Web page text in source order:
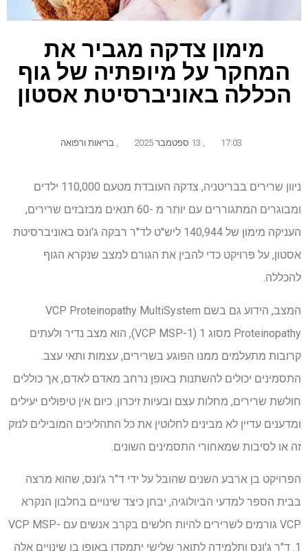
מימון צדקה מגביר את
המחקר על מיופתיה של גוף
הכללה באוניברסיטת אסטון
17:03 בריאות ורפואה
ניוון שרירים בבריטניה, צדקה העובדת מטעם 110,000 ילדים
ומבוגרים המתגוררים עם יותר מ -60 תנאים מבזבזים שרירים,
העניקה מימון של 140,944 ליש"ט לד"ר רבקה ג'ונס באוניברסיטת
אסטון, על פרויקט כדי להבין את הגורם למצב שנקרא הגוף
להכללה.
המצב, הידוע גם בשם VCP Proteinopathy MultiSystem
Proteinopathy מסוג 1 (VCP MSP-1), הוא מצב נדיר ולעתים
קרובות מתעלמים ממנו הפוגע בשרירים, עצמות ותאי עצב.
התסמינים יכולים להשתנות באופן נרחב מאדם לאדם, אך כוללים
חולשת שרירים, מחלות עצם ובעיות זיכרון. כיום אין טיפולים יעילים
ומדענים עדיין לא מבינים לחלוטין את כל התהליכים המובילים לנזק
זה או לסיבות שמאחורי התסמינים השונים.
הפרויקט בן ארבע השנים שהובל על ידי ד"ר ג'ונס, שהוא מרצה
בבית הספר למדעי הביולוגיה, יבחן כיצד שינויים בחלבון הנקרא
VCP גורמים לשרירים להיות חלשים בקרב אנשים עם VCP MSP-
1. ד"ר ג'ונס ותלמידה לתואר שלישי יתמקדו באופן בו שינויים אלה